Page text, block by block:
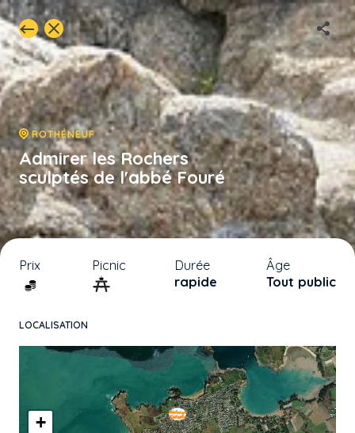
ROTHÉNEUF
Admirer les Rochers
sculptés de l'abbé Fouré
Prix Picnic
Durée
rapide
Âge
Tout public
LOCALISATION
+